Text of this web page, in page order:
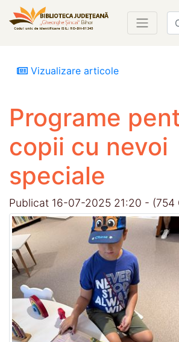
Vizualizare articole
Programe
copii cu nevoi
speciale
Publicat 16-07-2025 21:20 - (754